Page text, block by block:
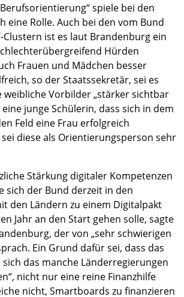
spiele bei den
eine Rolle. Auch bei den vom Bund
ist es laut Brandenburg ein
Hürden
Frauen und Mädchen besser
so der Staatssekretär, sei es
weibliche Vorbilder „stärker sichtbar
eine junge Schülerin, dass sich in dem
Feld eine Frau erfolgreich
diese als Orientierungsperson sehr
Stärkung digitaler Kompetenzen
sich der Bund derzeit in den
den Ländern zu einem Digitalpakt
Jahr an den Start gehen solle, sagte
der von „sehr schwierigen
Ein Grund dafür sei, dass das
sich das manche Länderregierungen
nicht nur eine reine Finanzhilfe
nicht, Smartboards zu finanzieren